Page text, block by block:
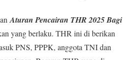
Aturan Pencairan THR 2025 Bagi
yang berlaku. THR ini di berikan
PNS, PPPK, anggota TNI dan